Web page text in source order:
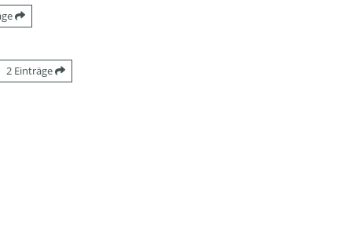
2 Einträge